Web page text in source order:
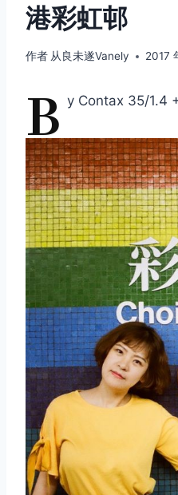
港彩虹邨
作者 从良未遂Vanely 2017
B y Contax 35/1.4